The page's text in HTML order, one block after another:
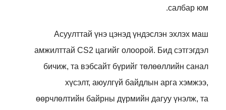
салбар юм.
Асуулттай үнэ цэнэд үндэслэн эхлэх маш
амжилттай CS2 цагийг олоорой. Бид сэтгэгдэл
бичиж, та вэбсайт бүрийг төлөөллийн санал
хүсэлт, аюулгүй байдлын арга хэмжээ,
өөрчлөлтийн байрны дүрмийн дагуу үнэлж, та